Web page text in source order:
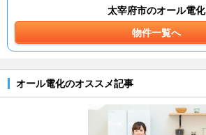
太宰府市のオール電化
物件一覧へ
オール電化のオススメ記事